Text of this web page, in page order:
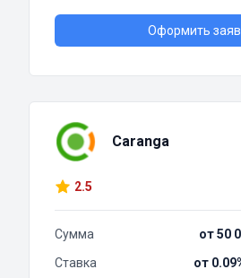
Оформить
Caranga
2.5
Сумма
от 50
Ставка
от